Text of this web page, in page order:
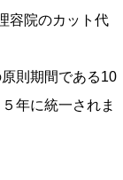
容院のカット代
則期間である10
年に統一されま